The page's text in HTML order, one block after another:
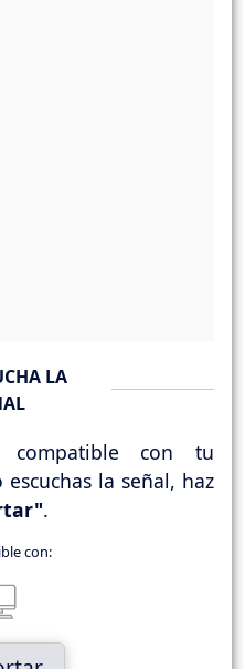
LA
con tu
la señal, haz
.
con: